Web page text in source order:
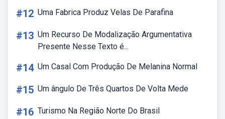
#12 Uma Fabrica Produz Velas De Parafina
#13 Um Recurso De Modalização Argumentativa
Presente Nesse Texto é...
#14 Um Casal Com Produção De Melanina Normal
#15 Um ângulo De Três Quartos De Volta Mede
#16 Turismo Na Região Norte Do Brasil